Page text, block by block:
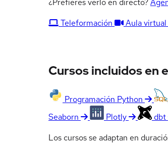
¿Prefieres verlo en directo?
Teleformación
Aula virtual
Cursos incluidos en
Programación Python
Seaborn
Plotly dbt
Los cursos se adaptan en